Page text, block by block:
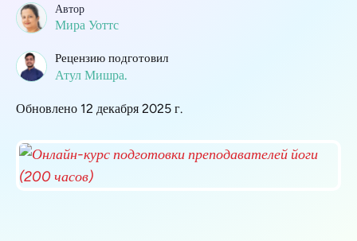
Автор
Мира Уоттс
Рецензию подготовил
Атул Мишра.
Обновлено 12 декабря 2025 г.